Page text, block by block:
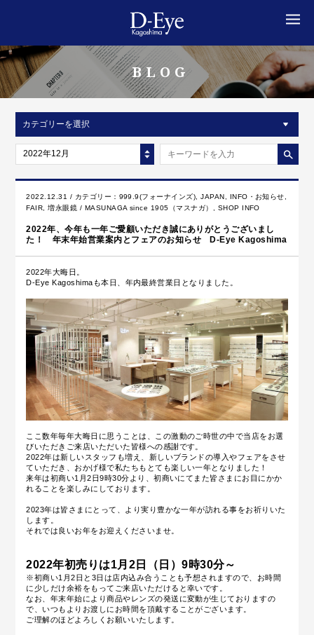
BLOG
カテゴリーを選択
2022年12月
2022.12.31 / カテゴリー： 999.9(フォーナインズ) ,JAPAN INFO・お知らせ
FAIR ,増永眼鏡 / MASUNAGA since 1905（マスナガ） SHOP INFO
2022年、今年も一年ご愛顧いただき誠にありがとうございまし
た！ 年末年始営業案内とフェアのお知らせ D-Eye Kagoshima
2022年大晦日。
D-Eye Kagoshimaも本日、年内最終営業日となりました。
ここ数年毎年大晦日に思うことは、この激動のご時世の中で当店をお選
びいただきご来店いただいた皆様への感謝です。
2022年は新しいスタッフも増え、新しいブランドの導入やフェアをさせ
ていただき、おかげ様で私たちもとても楽しい一年となりました！
来年は初商い1月2日9時30分より、初商いにてまた皆さまにお目にかか
れることを楽しみにしております。
2023年は皆さまにとって、より実り豊かな一年が訪れる事をお祈りいた
します。
それでは良いお年をお迎えくださいませ。
2022年初売りは1月2日（日）9時30分～
※初商い1月2日と3日は店内込み合うことも予想されますので、お時間
に少しだけ余裕をもってご来店いただけると幸いです。
なお、年末年始により商品やレンズの発送に変動が生じておりますの
で、いつもよりお渡しにお時間を頂戴することがございます。
ご理解のほどよろしくお願いいたします。